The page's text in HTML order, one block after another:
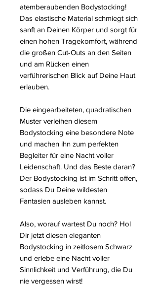
atemberaubenden Bodystocking!
Das elastische Material schmiegt sich
sanft an Deinen Körper und sorgt für
einen hohen Tragekomfort, während
die großen Cut-Outs an den Seiten
und am Rücken einen
verführerischen Blick auf Deine Haut
erlauben.
Die eingearbeiteten, quadratischen
Muster verleihen diesem
Bodystocking eine besondere Note
und machen ihn zum perfekten
Begleiter für eine Nacht voller
Leidenschaft. Und das Beste daran?
Der Bodystocking ist im Schritt offen,
sodass Du Deine wildesten
Fantasien ausleben kannst.
Also, worauf wartest Du noch? Hol
Dir jetzt diesen eleganten
Bodystocking in zeitlosem Schwarz
und erlebe eine Nacht voller
Sinnlichkeit und Verführung, die Du
nie vergessen wirst!